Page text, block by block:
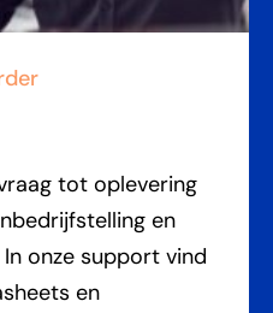
tot oplevering
en
onze support vind
en